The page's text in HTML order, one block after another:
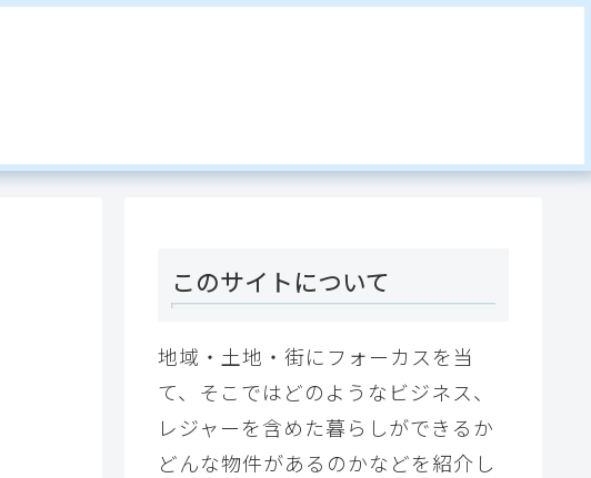
このサイトについて
地域・土地・街にフォーカスを当
て、そこではどのようなビジネス、
レジャーを含めた暮らしができるか
どんな物件があるのかなどを紹介し